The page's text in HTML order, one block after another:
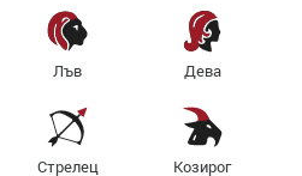
Лъв Дева
Стрелец Козирог